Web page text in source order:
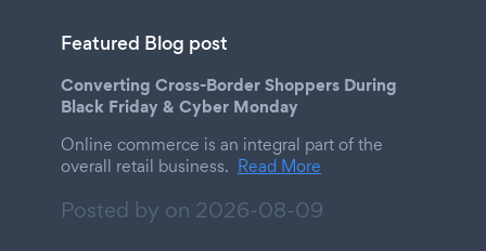
Featured Blog post
Converting Cross-Border Shoppers During
Black Friday & Cyber Monday
Online commerce is an integral part of the
overall retail business. Read More
Posted by on 2026-08-09